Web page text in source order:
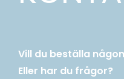
Vill du beställa
Eller har du frågor?